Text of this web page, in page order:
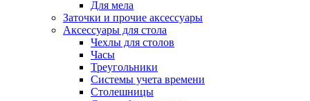
Для мела
Заточки и прочие аксессуары
Аксессуары для стола
Чехлы для столов
Часы
Треугольники
Системы учета времени
Столешницы